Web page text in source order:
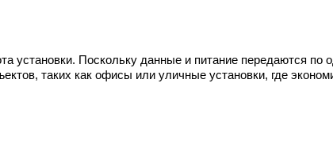
установки. Поскольку данные и питание передаются
таких как офисы или уличные установки, где